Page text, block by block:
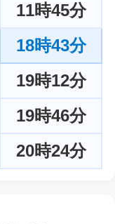
11時45分
18時43分
19時12分
19時46分
20時24分